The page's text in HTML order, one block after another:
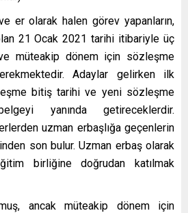
er olarak halen görev yapanların,
21 Ocak 2021 tarihi itibariyle üç
ve müteakip dönem için sözleşme
Adaylar gelirken ilk
bitiş tarihi ve yeni sözleşme
yanında getireceklerdir.
uzman erbaşlığa geçenlerin
son bulur. Uzman erbaş olarak
birliğine doğrudan katılmak
ancak müteakip dönem için